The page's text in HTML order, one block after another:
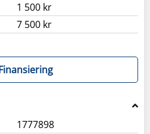
1 500 kr
7 500 kr
1777898